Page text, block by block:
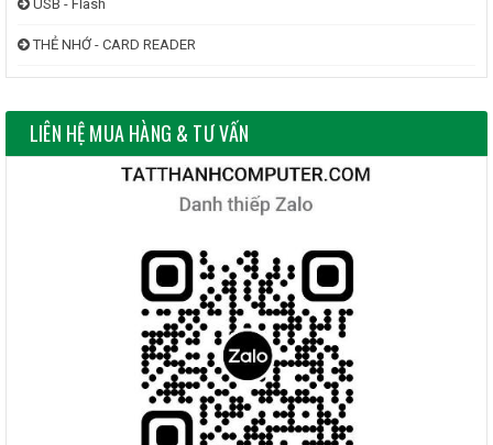
USB - Flash
THẺ NHỚ - CARD READER
LIÊN HỆ MUA HÀNG & TƯ VẤN